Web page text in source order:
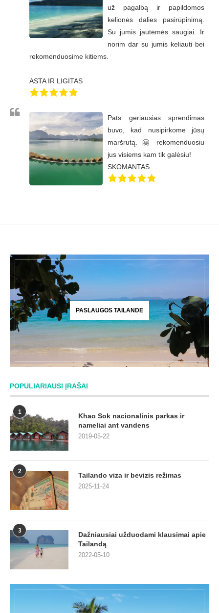
už pagalbą ir papildomos
kelionės dalies pasirūpinimą.
Su jumis jautėmės saugiai. Ir
norim dar su jumis keliauti bei
rekomenduosime kitiems.
ASTA IR LIGITAS
Pats geriausias sprendimas
buvo, kad nusipirkome jūsų
maršrutą. 🤗 rekomenduosiu
jus visiems kam tik galėsiu!
SKOMANTAS
PASLAUGOS TAILANDE
POPULIARIAUSI ĮRAŠAI
1
Khao Sok nacionalinis parkas ir
nameliai ant vandens
2019-05-22
2 Tailando viza ir bevizis režimas
2025-11-24
3
Dažniausiai užduodami klausimai apie
Tailandą
2022-05-10